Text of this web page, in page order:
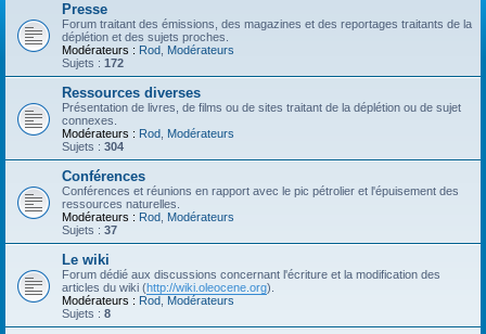
Presse
Forum traitant des émissions, des magazines et des reportages traitants de la
déplétion et des sujets proches.
Modérateurs : Rod Modérateurs
Sujets : 172
Ressources diverses
Présentation de livres, de films ou de sites traitant de la déplétion ou de sujet
connexes.
Modérateurs : Rod Modérateurs
Sujets : 304
Conférences
Conférences et réunions en rapport avec le pic pétrolier et l'épuisement des
ressources naturelles.
Modérateurs : Rod Modérateurs
Sujets : 37
Le wiki
Forum dédié aux discussions concernant l'écriture et la modification des
articles du wiki (http://wiki.oleocene.org).
Modérateurs : Rod Modérateurs
Sujets : 8